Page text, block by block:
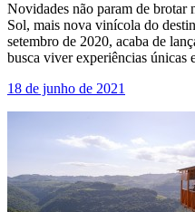
Novidades não param de brotar
Sol, mais nova vinícola do
setembro de 2020, acaba de
busca viver experiências únicas
18 de junho de 2021